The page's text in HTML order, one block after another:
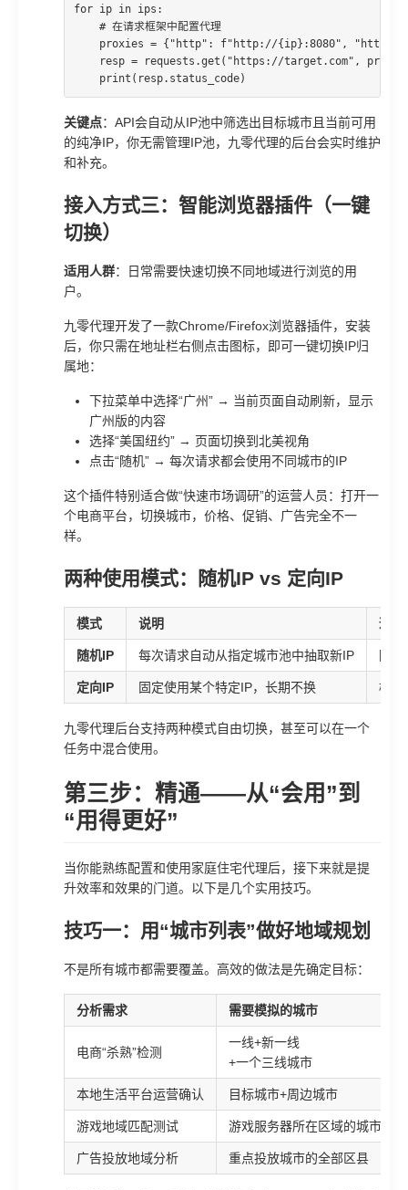
for ip in ips:
    # 在请求框架中配置代理
proxies = {"http": f"http://{ip}:8080",
resp = requests.get("https://target.com",
    print(resp.status_code)
关键点：API会自动从IP池中筛选出目标城市且当前可用
的纯净IP，你无需管理IP池，九零代理的后台会实时维护
和补充。
接入方式三：智能浏览器插件（一键
切换）
适用人群：日常需要快速切换不同地域进行浏览的用
户。
九零代理开发了一款Chrome/Firefox浏览器插件，安装
后，你只需在地址栏右侧点击图标，即可一键切换IP归
属地：
下拉菜单中选择“广州” → 当前页面自动刷新，显示
广州版的内容
选择“美国纽约” → 页面切换到北美视角
点击“随机” → 每次请求都会使用不同城市的IP
这个插件特别适合做“快速市场调研”的运营人员：打开一
个电商平台，切换城市，价格、促销、广告完全不一
样。
两种使用模式：随机IP vs 定向IP
模式 说明 适用
随机IP 每次请求自动从指定城市池中抽取新IP
定向IP 固定使用某个特定IP，长期不换 模拟
九零代理后台支持两种模式自由切换，甚至可以在一个
任务中混合使用。
第三步：精通——从“会用”到
“用得更好”
当你能熟练配置和使用家庭住宅代理后，接下来就是提
升效率和效果的门道。以下是几个实用技巧。
技巧一：用“城市列表”做好地域规划
不是所有城市都需要覆盖。高效的做法是先确定目标：
分析需求 需要模拟的城市
电商“杀熟”检测
一线+新一线
+一个三线城市
本地生活平台运营确认 目标城市+周边城市
游戏地域匹配测试 游戏服务器所在区域的城市
广告投放地域分析 重点投放城市的全部区县